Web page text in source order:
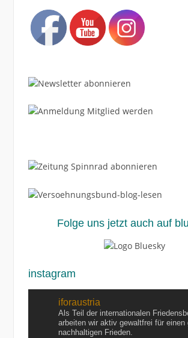
Folge uns jetzt auch auf
instagram
iforaustria
Als Teil der internationalen
arbeiten wir aktiv gewaltfrei für einen
nachhaltigen Frieden.